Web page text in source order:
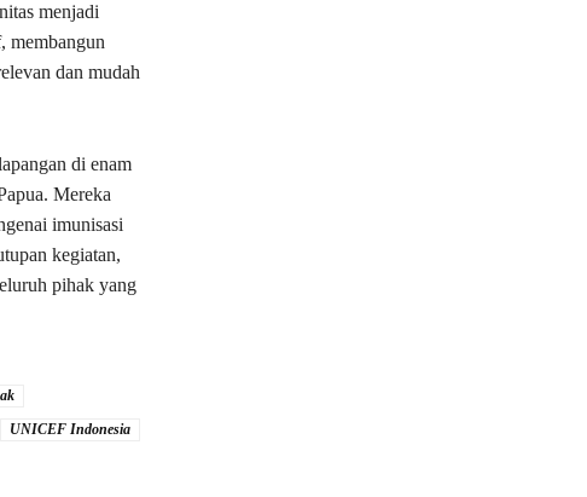
menjadi
membangun
dan mudah
di enam
Mereka
imunisasi
kegiatan,
pihak yang
UNICEF Indonesia